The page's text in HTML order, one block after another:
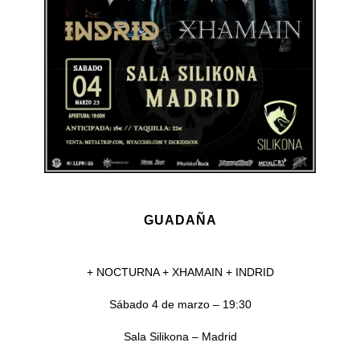
GUADAÑA
+ NOCTURNA + XHAMAIN + INDRID
Sábado 4 de marzo – 19:30
Sala Silikona – Madrid